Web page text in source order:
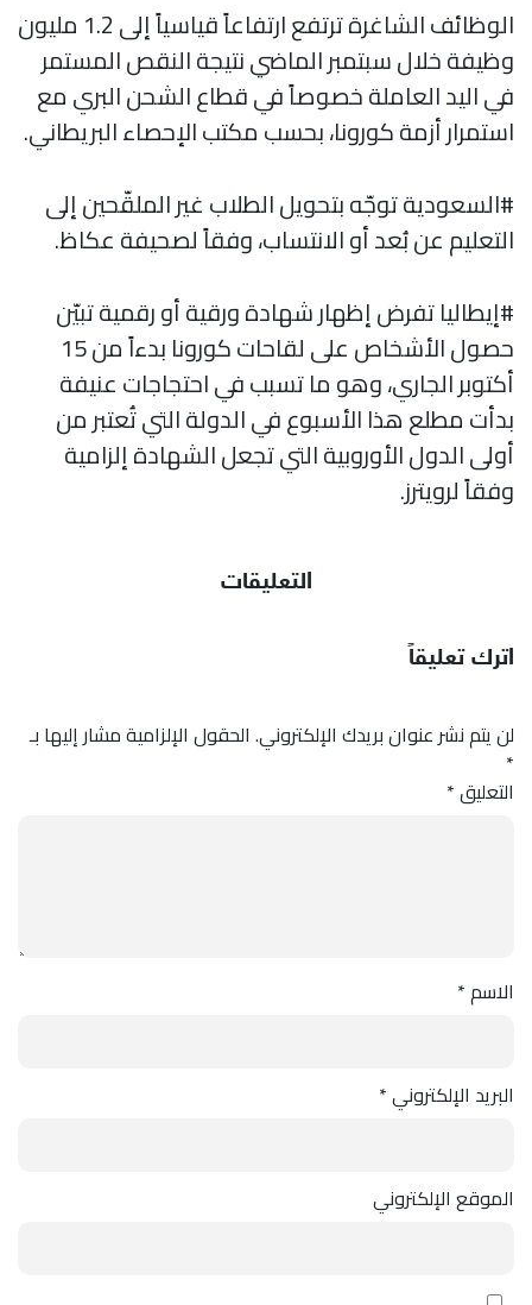
الوظائف الشاغرة ترتفع ارتفاعاً قياسياً إلى 1.2 مليون
وظيفة خلال سبتمبر الماضي نتيجة النقص المستمر
في اليد العاملة خصوصاً في قطاع الشحن البري مع
استمرار أزمة كورونا، بحسب مكتب الإحصاء البريطاني.
#السعودية توجّه بتحويل الطلاب غير الملقّحين إلى
التعليم عن بُعد أو الانتساب، وفقاً لصحيفة عكاظ.
#إيطاليا تفرض إظهار شهادة ورقية أو رقمية تبيّن
حصول الأشخاص على لقاحات كورونا بدءاً من 15
أكتوبر الجاري، وهو ما تسبب في احتجاجات عنيفة
بدأت مطلع هذا الأسبوع في الدولة التي تُعتبر من
أولى الدول الأوروبية التي تجعل الشهادة إلزامية
وفقاً لرويترز.
التعليقات
اترك تعليقاً
لن يتم نشر عنوان بريدك الإلكتروني. الحقول الإلزامية مشار إليها بـ
*
التعليق*
الاسم*
البريد الإلكتروني*
الموقع الإلكتروني